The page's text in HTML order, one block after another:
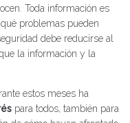
Toda información es
problemas pueden
debe reducirse al
la información y la
estos meses ha
para todos, también para